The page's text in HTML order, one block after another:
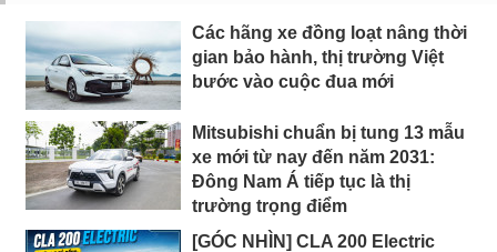
Các hãng xe đồng loạt nâng thời
gian bảo hành, thị trường Việt
bước vào cuộc đua mới
Mitsubishi chuẩn bị tung 13 mẫu
xe mới từ nay đến năm 2031:
Đông Nam Á tiếp tục là thị
trường trọng điểm
[GÓC NHÌN] CLA 200 Electric